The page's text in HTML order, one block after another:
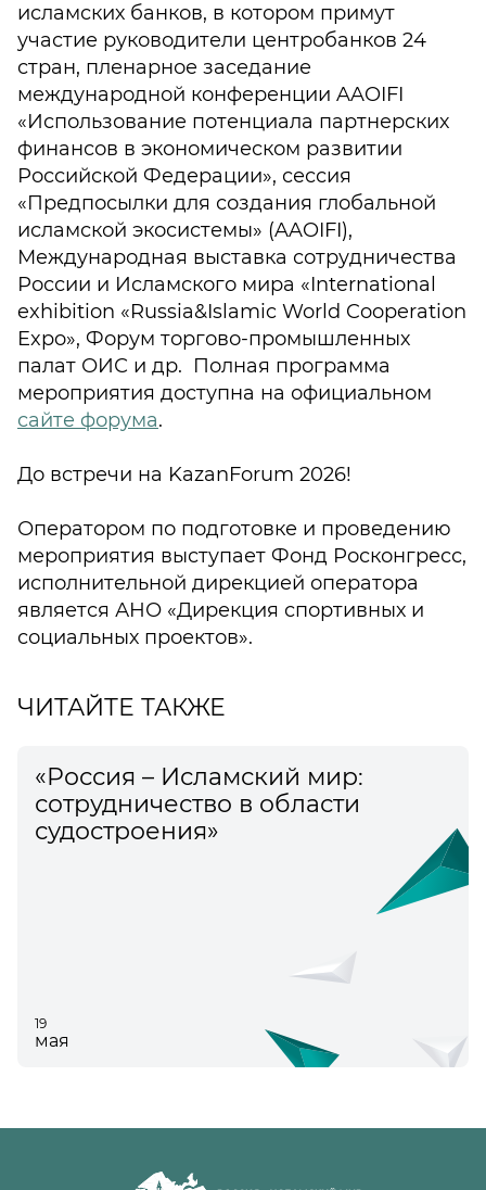
исламских банков, в котором примут
участие руководители центробанков 24
стран, пленарное заседание
международной конференции AAOIFI
«Использование потенциала партнерских
финансов в экономическом развитии
Российской Федерации», сессия
«Предпосылки для создания глобальной
исламской экосистемы» (AAOIFI),
Международная выставка сотрудничества
России и Исламского мира «International
exhibition «Russia&Islamic World Cooperation
Expo», Форум торгово-промышленных
палат ОИС и др. Полная программа
мероприятия доступна на официальном
сайте форума.
До встречи на KazanForum 2026!
Оператором по подготовке и проведению
мероприятия выступает Фонд Росконгресс,
исполнительной дирекцией оператора
является АНО «Дирекция спортивных и
социальных проектов».
ЧИТАЙТЕ ТАКЖЕ
«Россия – Исламский мир:
сотрудничество в области
судостроения»
19
мая